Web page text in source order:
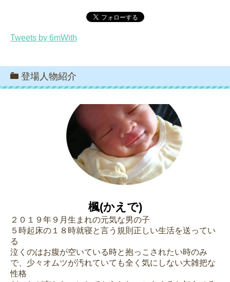
Tweets by 6mWith
登場人物紹介
楓(かえで)
２０１９年９月生まれの元気な男の子
５時起床の１８時就寝と言う規則正しい生活を送ってい
る
泣くのはお腹が空いている時と抱っこされたい時のみ
で、少々オムツが汚れていても全く気にしない大雑把な
性格